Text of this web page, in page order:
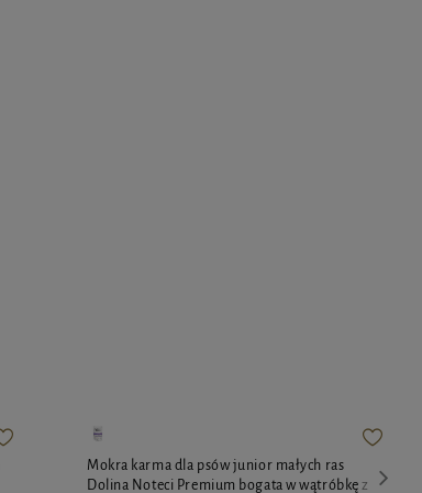
Mokra karma dla psów junior małych ras
Dolina Noteci Premium bogata w wątróbkę z